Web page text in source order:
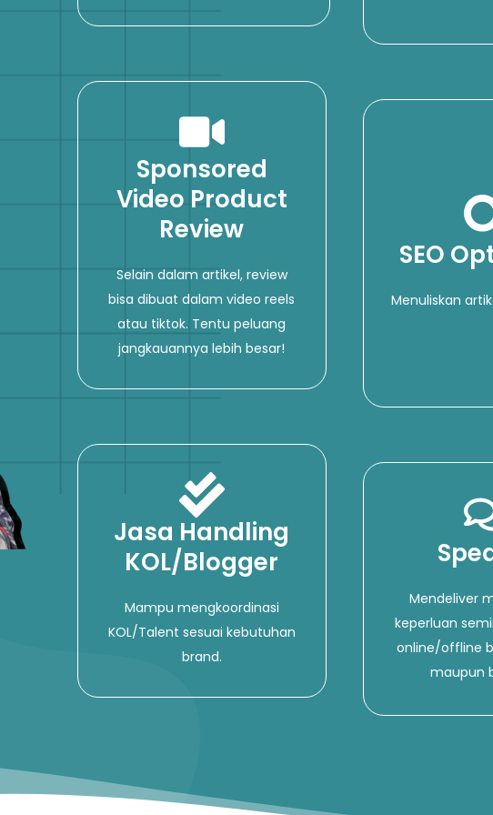
Sponsored
Video Product
Review
Selain dalam artikel, review
bisa dibuat dalam video reels
atau tiktok. Tentu peluang
jangkauannya lebih besar!
SEO
Menuliskan
Jasa Handling
KOL/Blogger
Mampu mengkoordinasi
KOL/Talent sesuai kebutuhan
brand.
Mendeliver
keperluan
online/offline
maupun